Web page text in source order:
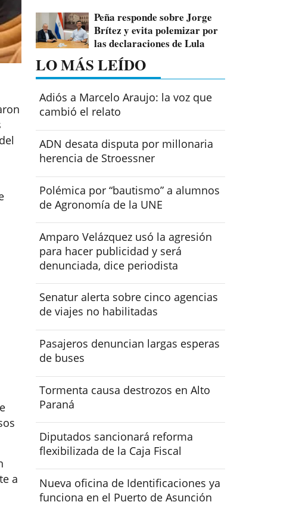
a
Peña responde sobre Jorge
Brítez y evita polemizar por
las declaraciones de Lula
LO MÁS LEÍDO
Adiós a Marcelo Araujo: la voz que
cambió el relato
ADN desata disputa por millonaria
herencia de Stroessner
Polémica por “bautismo” a alumnos
de Agronomía de la UNE
Amparo Velázquez usó la agresión
para hacer publicidad y será
denunciada, dice periodista
Senatur alerta sobre cinco agencias
de viajes no habilitadas
Pasajeros denuncian largas esperas
de buses
Tormenta causa destrozos en Alto
Paraná
Diputados sancionará reforma
flexibilizada de la Caja Fiscal
Nueva oficina de Identificaciones ya
funciona en el Puerto de Asunción